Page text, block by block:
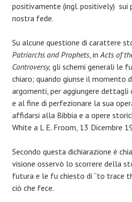
positivamente (ingl. positively)
nostra fede.
Su alcune questione di carattere
Patriarchs and Prophets, inActs of
Controversy, gli schemi generali le
chiaro; quando giunse il momento
argomenti, per aggiungere dettagli
e al fine di perfezionare la sua
affidarsi alla Bibbia e a opere
White a L E. Froom, 13 Dicembre
Secondo questa dichiarazione è
visione osservò lo scorrere della
futura e le fu chiesto di “to trace
ciò che fece.